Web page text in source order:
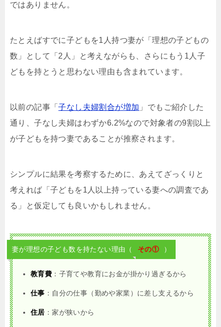
ではありません。
たとえばすでに子どもを1人持つ妻が「理想の子どもの
数」として「2人」と考えながらも、さらにもう1人子
どもを持とうと思わない理由も含まれています。
以前の記事「子なし夫婦割合が増加 」でもご紹介した
通り、子なし夫婦はわずか6.2%なので対象者の9割以上
が子どもを持つ妻であることが推察されます。
シンプルに結果を考察するために、あえてざっくりと
考えれば「子どもを1人以上持っている妻への調査であ
る」と仮定しても良いかもしれません。
妻が理想の子ども数を持たない理由（ その① ）
教育費 ：子育てや教育にお金が掛かり過ぎるから
仕事 ：自分の仕事（勤めや家業）に差し支えるから
住居 ：家が狭いから